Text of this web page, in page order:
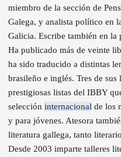
miembro de la sección de
Galega, y analista político en
Galicia. Escribe también en la
Ha publicado más de veinte
ha sido traducido a distintas
brasileño e inglés. Tres de
prestigiosas listas del IBBY
selección internacional de los
y para jóvenes. Atesora
literatura gallega, tanto
Desde 2003 imparte talleres